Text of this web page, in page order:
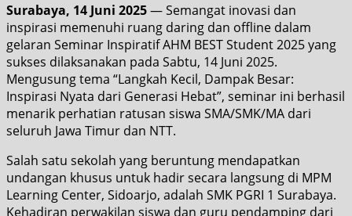
Surabaya, 14 Juni 2025— Semangat inovasi dan
inspirasi memenuhi ruang daring dan offline dalam
gelaran Seminar Inspiratif AHM BEST Student 2025 yang
sukses dilaksanakan pada Sabtu, 14 Juni 2025.
Mengusung tema “Langkah Kecil, Dampak Besar:
Inspirasi Nyata dari Generasi Hebat”, seminar ini berhasil
menarik perhatian ratusan siswa SMA/SMK/MA dari
seluruh Jawa Timur dan NTT.
Salah satu sekolah yang beruntung mendapatkan
undangan khusus untuk hadir secara langsung di MPM
Learning Center, Sidoarjo, adalah SMK PGRI 1 Surabaya.
Kehadiran perwakilan siswa dan guru pendamping dari